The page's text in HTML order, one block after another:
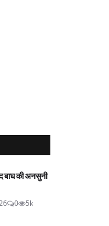
बाघ की अनसुनी
0 5k